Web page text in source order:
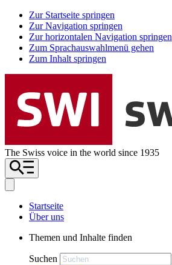
Zur Startseite springen
Zur Navigation springen
Zur horizontalen Navigation springen
Zum Sprachauswahlmenü gehen
Zum Inhalt springen
The Swiss voice in the world since 1935
Startseite
Über uns
Themen und Inhalte finden
Suchen